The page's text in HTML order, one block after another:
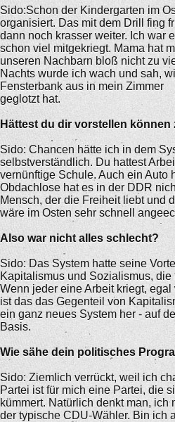
Sido:Schon der Kindergarten im
organisiert. Das mit dem Drill fing
dann noch krasser weiter. Ich war
schon viel mitgekriegt. Mama hat
unseren Nachbarn bloß nicht zu
Nachts wurde ich wach und sah,
Fensterbank aus in mein Zimmer
geglotzt hat.
Hättest du dir vorstellen können
Sido: Chancen hätte ich in dem
selbstverständlich. Du hattest
vernünftige Schule. Auch ein Auto
Obdachlose hat es in der DDR
Mensch, der die Freiheit liebt und
wäre im Osten sehr schnell
Also war nicht alles schlecht?
Sido: Das System hatte seine
Kapitalismus und Sozialismus,
Wenn jeder eine Arbeit kriegt,
ist das das Gegenteil von
ein ganz neues System her - auf
Basis.
Wie sähe dein politisches
Sido: Ziemlich verrückt, weil ich
Partei ist für mich eine Partei, die
kümmert. Natürlich denkt man, ich
der typische CDU-Wähler. Bin ich